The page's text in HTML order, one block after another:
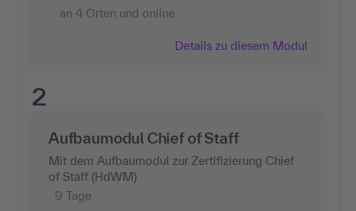
an 4 Orten und online
Details zu diesem Modul
2
Aufbaumodul Chief of Staff
Mit dem Aufbaumodul zur Zertifizierung Chief
of Staff (HdWM)
9 Tage